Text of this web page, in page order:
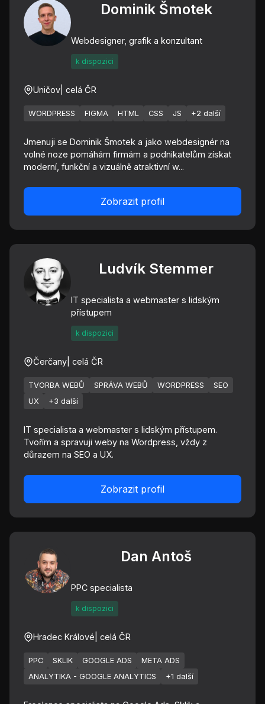
Dominik Šmotek
Webdesigner, grafik a konzultant
k dispozici
Uničov | celá ČR
WORDPRESS FIGMA HTML CSS JS +2 další
Jmenuji se Dominik Šmotek a jako webdesignér na
volné noze pomáhám firmám a podnikatelům získat
moderní, funkční a vizuálně atraktivní w...
Zobrazit profil
Ludvík Stemmer
IT specialista a webmaster s lidským
přístupem
k dispozici
Čerčany | celá ČR
TVORBA WEBŮ SPRÁVA WEBŮ WORDPRESS
SEO
UX
+3 další
IT specialista a webmaster s lidským přístupem.
Tvořím a spravuji weby na Wordpress, vždy z
důrazem na SEO a UX.
Zobrazit profil
Dan Antoš
PPC specialista
k dispozici
Hradec Králové | celá ČR
PPC SKLIK GOOGLE ADS
META ADS
ANALYTIKA - GOOGLE ANALYTICS
+1 další